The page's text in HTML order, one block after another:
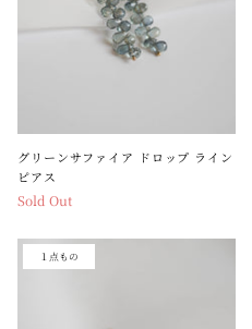
グリーンサファイア ドロップ ライン
ピアス
Sold Out
１点もの